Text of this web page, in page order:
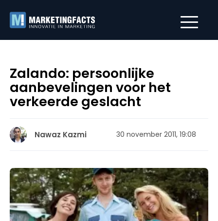
Zalando: persoonlijke
aanbevelingen voor het
verkeerde geslacht
Nawaz Kazmi 30 november 2011, 19:08